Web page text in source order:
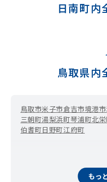
日南町内
鳥取県内
鳥取市米子市倉吉市境港市
三朝町湯梨浜町琴浦町北
伯耆町日野町江府町
もっ